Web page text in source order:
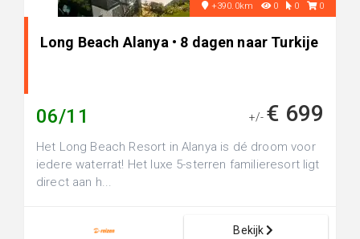
+390.0km 0 0 0
Long Beach Alanya • 8 dagen naar Turkije
06/11 +/- € 699
Het Long Beach Resort in Alanya is dé droom voor
iedere waterrat! Het luxe 5-sterren familieresort ligt
direct aan h...
Bekijk